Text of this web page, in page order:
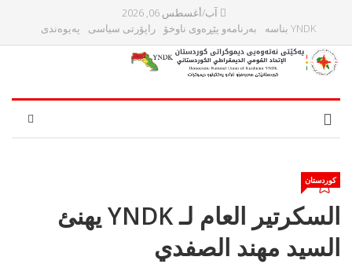
آب/أغسطس 06, 2026
YNDK بناسه‌
بەرنامەو پێڕەوی ناوخۆ راپۆرتی سیاسی پەیوەندی
کوردستان
السكرتیر العام لـ YNDK يهنئ
السید مهند الصفدي